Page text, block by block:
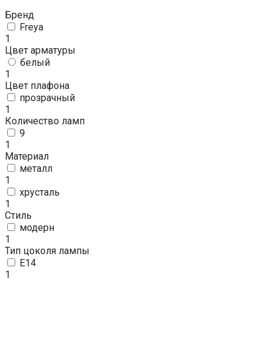
Бренд
Freya
1
Цвет арматуры
белый
1
Цвет плафона
прозрачный
1
Количество ламп
9
1
Материал
металл
1
хрусталь
1
Стиль
модерн
1
Тип цоколя лампы
E14
1